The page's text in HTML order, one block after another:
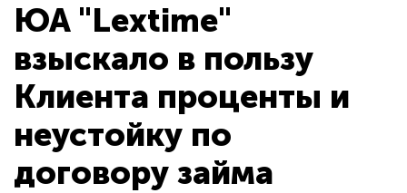
ЮА "Lextime"
взыскало в пользу
Клиента проценты и
неустойку по
договору займа